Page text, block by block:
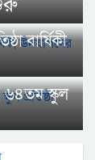
বার্ষিকী
স্কুল